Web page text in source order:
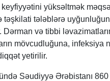
yüksəltmək
təşkilati tələblərə
və tibbi
mövcudluğuna, infeksiya
yetirilir.
Səudiyyə Ərəbistanı